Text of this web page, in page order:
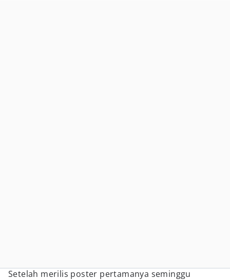
Setelah merilis poster pertamanya seminggu